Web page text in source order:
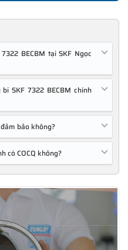
BECBM tại SKF Ngọc
SKF 7322 BECBM chính
bảo không?
có COCQ không?